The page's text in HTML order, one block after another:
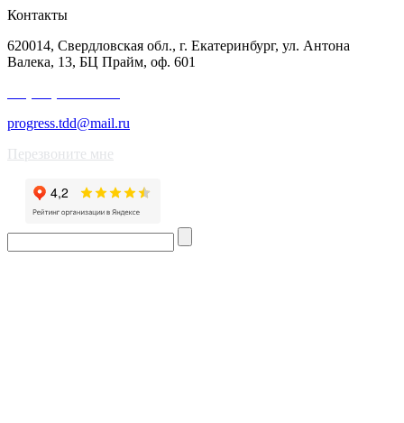
Контакты
620014, Свердловская обл., г. Екатеринбург, ул. Антона
Валека, 13, БЦ Прайм, оф. 601
progress.tdd@mail.ru
Перезвоните мне